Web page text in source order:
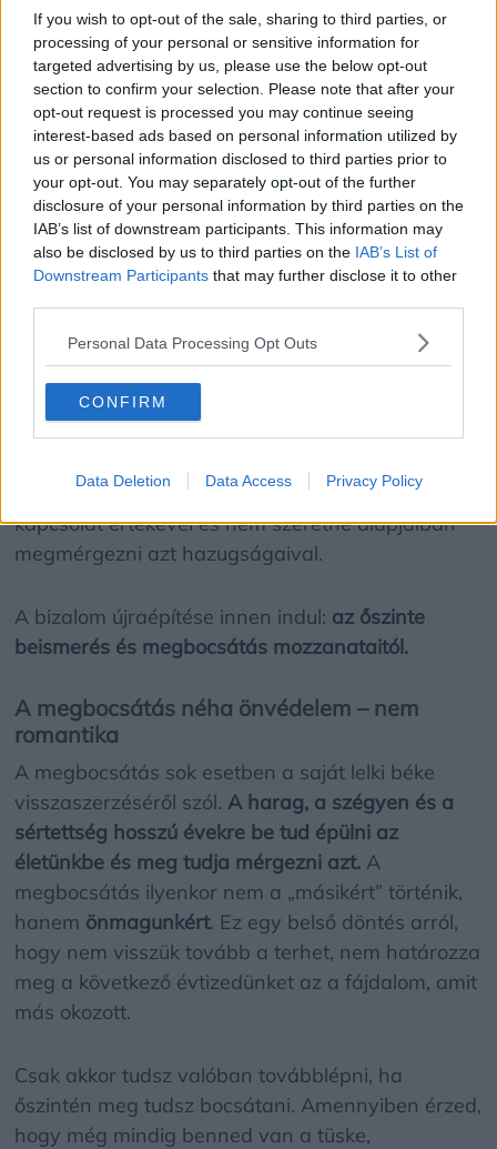
If you wish to opt-out of the sale, sharing to third parties, or
processing of your personal or sensitive information for
targeted advertising by us, please use the below opt-out
section to confirm your selection. Please note that after your
opt-out request is processed you may continue seeing
interest-based ads based on personal information utilized by
us or personal information disclosed to third parties prior to
your opt-out. You may separately opt-out of the further
disclosure of your personal information by third parties on the
IAB’s list of downstream participants. This information may
also be disclosed by us to third parties on the IAB’s List of
Downstream Participants that may further disclose it to other
Personal Data Processing Opt Outs
CONFIRM
Data Deletion Data Access Privacy Policy
esetekre vanegy B terved,hiszen a közös otthon
miatt nem érdemes benne maradni egy haldokló
kapcsolatban.
Hogyan vészeld át a párkapcsolati válságot?
Ebben a cikkünkbenmutatjuk!
Őszinte beismerés és felelősségvállalás
A megcsaló reakciója kifejezetten beszédes lehet
ha valaki saját maga képes bevallani
hűtlenségét és vállalja a felelősséget a tetteiért, az
mély belső vívódásról ad tanúbizonyságot.
Természetesen csak akkor, ha ezt nem a lebukás
hogy érzi tette jelentőségét, de
tisztában van a
kapcsolat értékével és nem szeretné alapjaiban
megmérgezni azt hazugságaival.
A bizalom újraépítése innen indul: az őszinte
beismerés és megbocsátás mozzanataitól.
A megbocsátás néha önvédelem – nem
romantika
A megbocsátás sok esetben a saját lelki béke
visszaszerzéséről szól.A harag, a szégyen és a
sértettség hosszú évekre be tud épülni az
életünkbe és meg tudja mérgezni azt. A
megbocsátás ilyenkor nem a „másikért” történik,
hanem önmagunkért. Ez egy belső döntés arról,
hogy nem visszük tovább a terhet, nem határozza
meg a következő évtizedünket az a fájdalom, amit
más okozott.
Csak akkor tudsz valóban továbblépni, ha
őszintén meg tudsz bocsátani. Amennyiben érzed,
hogy még mindig benned van a tüske,